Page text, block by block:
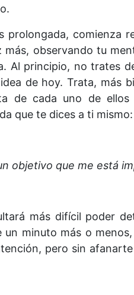
prolongada, comienza
más, observando tu
Al principio, no trates
de hoy. Trata, más
de cada uno de
que te dices a ti mismo:
objetivo que me está
más difícil poder
minuto más o
pero sin